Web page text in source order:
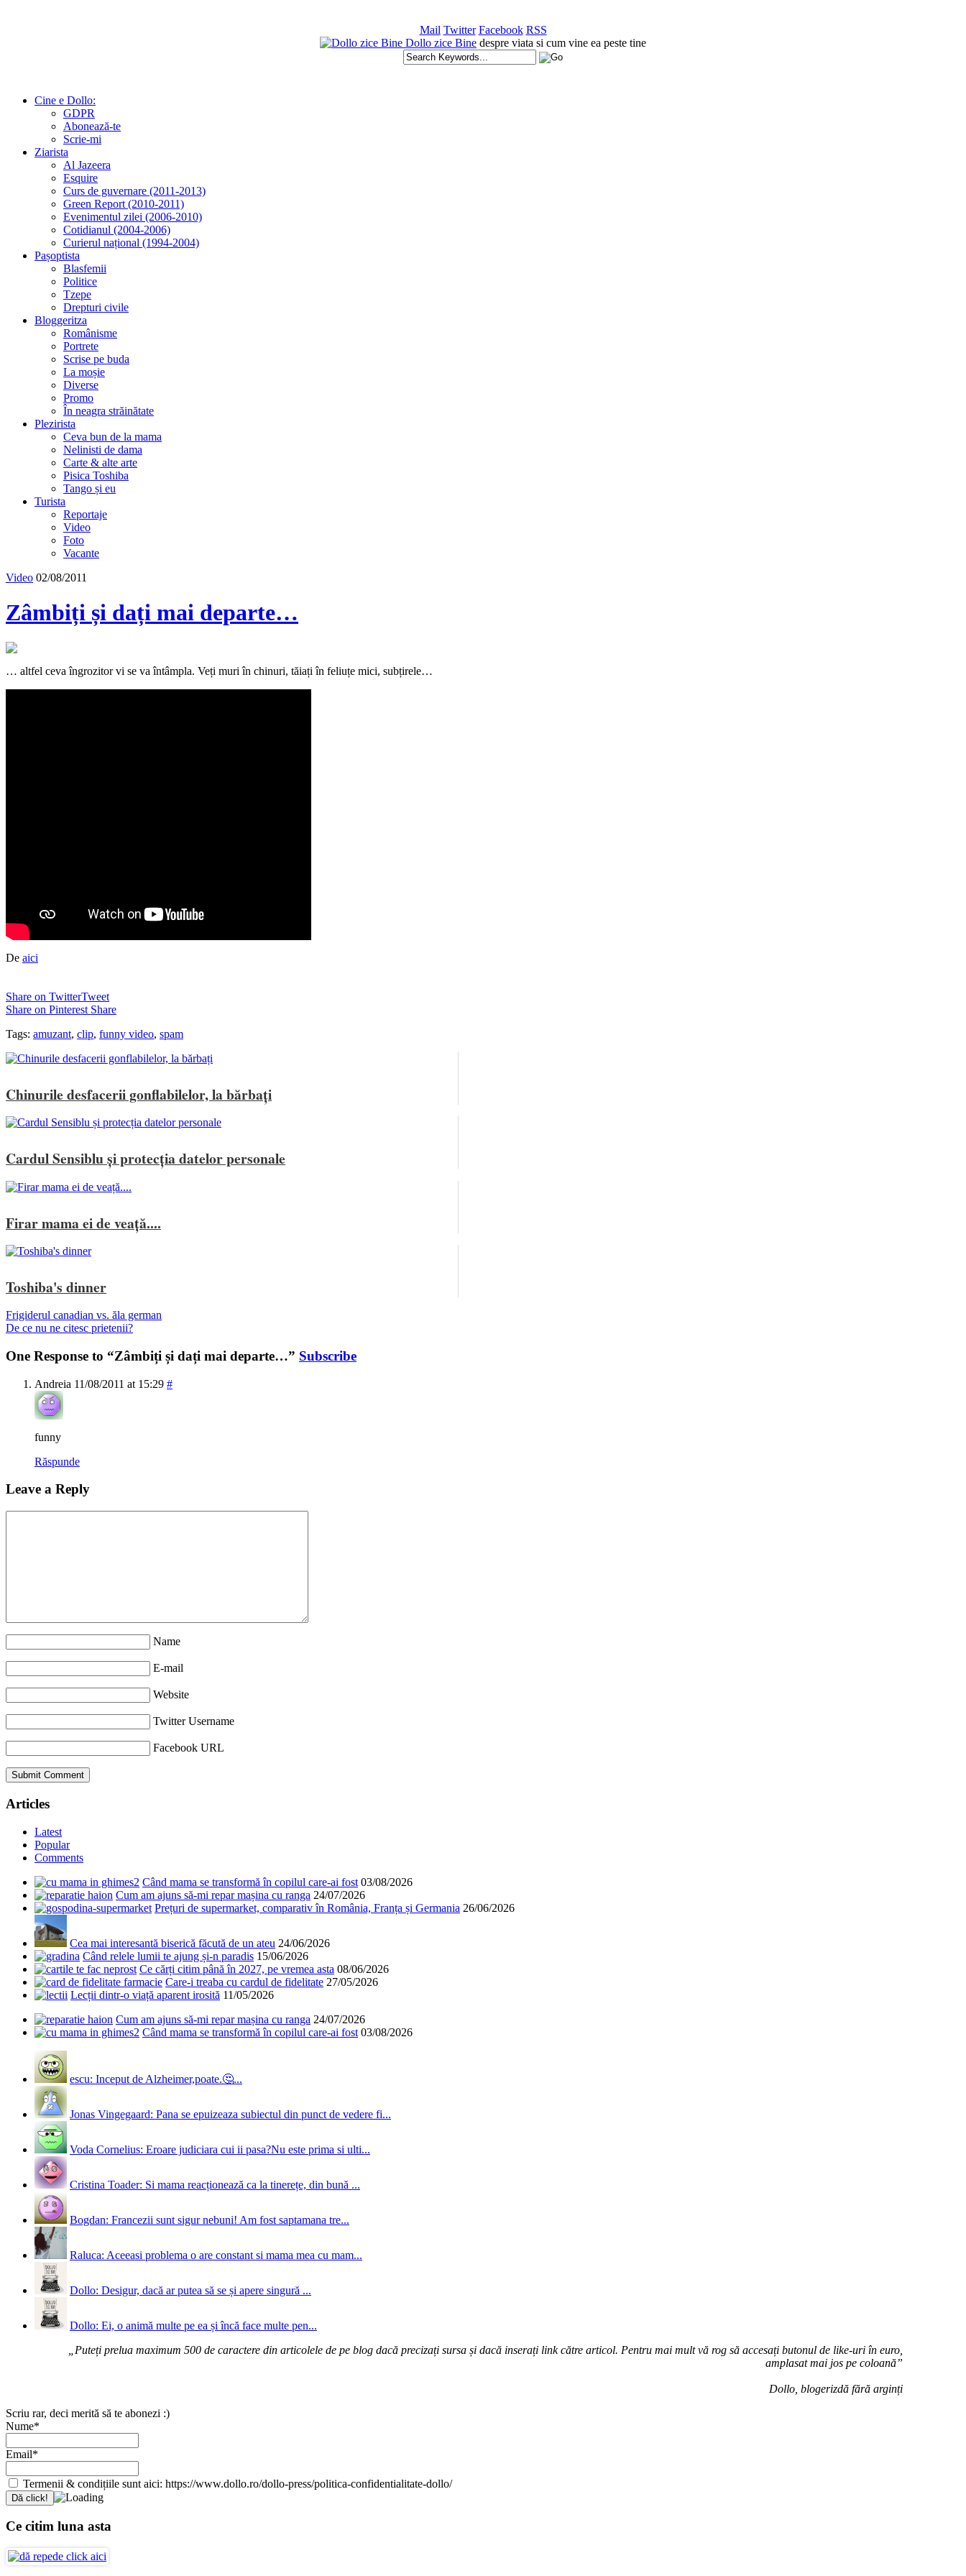
Mail Twitter Facebook RSS
Dollo zice Bine despre viata si cum vine ea peste tine
Cine e Dollo:
GDPR
Abonează-te
Scrie-mi
Ziarista
Al Jazeera
Esquire
Curs de guvernare (2011-2013)
Green Report (2010-2011)
Evenimentul zilei (2006-2010)
Cotidianul (2004-2006)
Curierul național (1994-2004)
Pașoptista
Blasfemii
Politice
Tzepe
Drepturi civile
Bloggeritza
Românisme
Portrete
Scrise pe buda
La moșie
Diverse
Promo
În neagra străinătate
Plezirista
Ceva bun de la mama
Nelinisti de dama
Carte & alte arte
Pisica Toshiba
Tango și eu
Turista
Reportaje
Video
Foto
Vacante
Video 02/08/2011
Zâmbiți și dați mai departe…
… altfel ceva îngrozitor vi se va întâmpla. Veți muri în chinuri, tăiați în feliuțe mici, subțirele…
De aici
Share on TwitterTweet
Share on Pinterest Share
Tags: amuzant, clip, funny video, spam
Chinurile desfacerii gonflabilelor, la bărbați
Cardul Sensiblu și protecția datelor personale
Firar mama ei de veață....
Toshiba's dinner
Frigiderul canadian vs. ăla german
De ce nu ne citesc prietenii?
One Response to “Zâmbiți și dați mai departe…” Subscribe
Andreia 11/08/2011 at 15:29 #
funny
Răspunde
Leave a Reply
Name
E-mail
Website
Twitter Username
Facebook URL
Articles
Latest
Popular
Comments
Când mama se transformă în copilul care-ai fost 03/08/2026
Cum am ajuns să-mi repar mașina cu ranga 24/07/2026
Prețuri de supermarket, comparativ în România, Franța și Germania 26/06/2026
Cea mai interesantă biserică făcută de un ateu 24/06/2026
Când relele lumii te ajung și-n paradis 15/06/2026
Ce cărți citim până în 2027, pe vremea asta 08/06/2026
Care-i treaba cu cardul de fidelitate 27/05/2026
Lecții dintr-o viață aparent irosită 11/05/2026
Cum am ajuns să-mi repar mașina cu ranga 24/07/2026
Când mama se transformă în copilul care-ai fost 03/08/2026
escu: Inceput de Alzheimer,poate.🤔...
Jonas Vingegaard: Pana se epuizeaza subiectul din punct de vedere fi...
Voda Cornelius: Eroare judiciara cui ii pasa?Nu este prima si ulti...
Cristina Toader: Si mama reacționează ca la tinerețe, din bună ...
Bogdan: Francezii sunt sigur nebuni! Am fost saptamana tre...
Raluca: Aceeasi problema o are constant si mama mea cu mam...
Dollo: Desigur, dacă ar putea să se și apere singură ...
Dollo: Ei, o animă multe pe ea și încă face multe pen...
„Puteți prelua maximum 500 de caractere din articolele de pe blog dacă precizați sursa și dacă inserați link către articol. Pentru mai mult vă rog să accesați butonul de like-uri în euro,
amplasat mai jos pe coloană”
Dollo, blogerizdă fără arginți
Scriu rar, deci merită să te abonezi :)
Nume*
Email*
Termenii & condițiile sunt aici: https://www.dollo.ro/dollo-press/politica-confidentialitate-dollo/
Ce citim luna asta